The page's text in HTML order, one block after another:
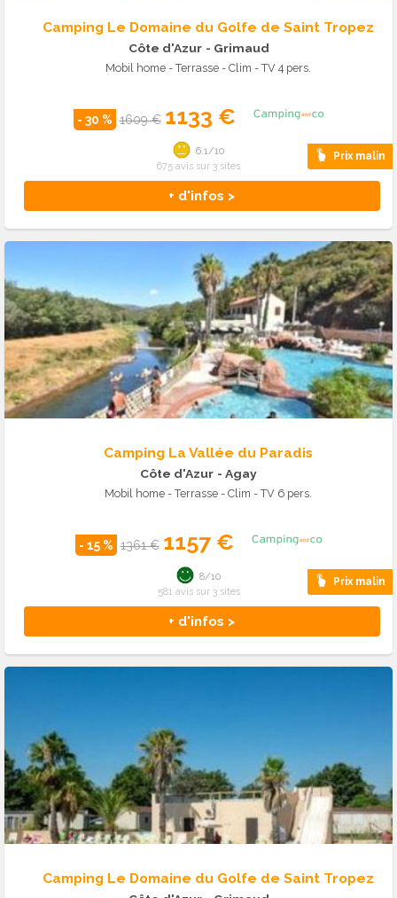
Camping Le Domaine du Golfe de Saint Tropez
Côte d'Azur - Grimaud
Mobil home - Terrasse - Clim - TV 4 pers.
- 30 % 1609 € 1133 €
Prix malin
+ d'infos >
6.1/10
675 avis sur 3 sites
Camping La Vallée du Paradis
Côte d'Azur - Agay
Mobil home - Terrasse - Clim - TV 6 pers.
- 15 % 1361 € 1157 €
Prix malin
+ d'infos >
8/10
581 avis sur 3 sites
Camping Le Domaine du Golfe de Saint Tropez